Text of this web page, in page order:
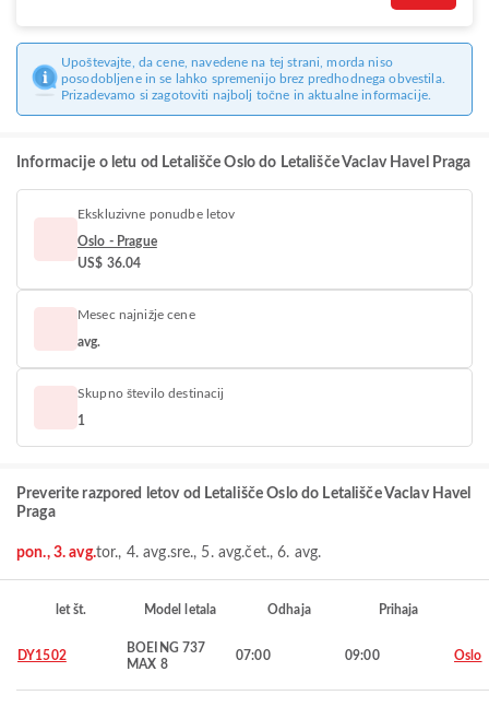
Upoštevajte, da cene, navedene na tej strani, morda niso
posodobljene in se lahko spremenijo brez predhodnega obvestila.
Prizadevamo si zagotoviti najbolj točne in aktualne informacije.
Informacije o letu od Letališče Oslo do Letališče Vaclav Havel Praga
Ekskluzivne ponudbe letov
Oslo - Prague
US$ 36.04
Mesec najnižje cene
avg.
Skupno število destinacij
1
Preverite razpored letov od Letališče Oslo do Letališče Vaclav Havel
Praga
pon., 3. avg.tor., 4. avg.sre., 5. avg.čet., 6. avg.
let št. Model letala Odhaja Prihaja
DY1502
BOEING 737
MAX 8
07:00 09:00 Oslo